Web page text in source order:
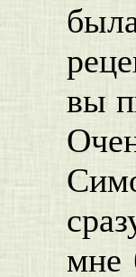
вы
мне